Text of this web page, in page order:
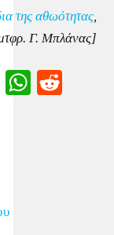
της αθωότητας,
Γ. Μπλάνας]
Message